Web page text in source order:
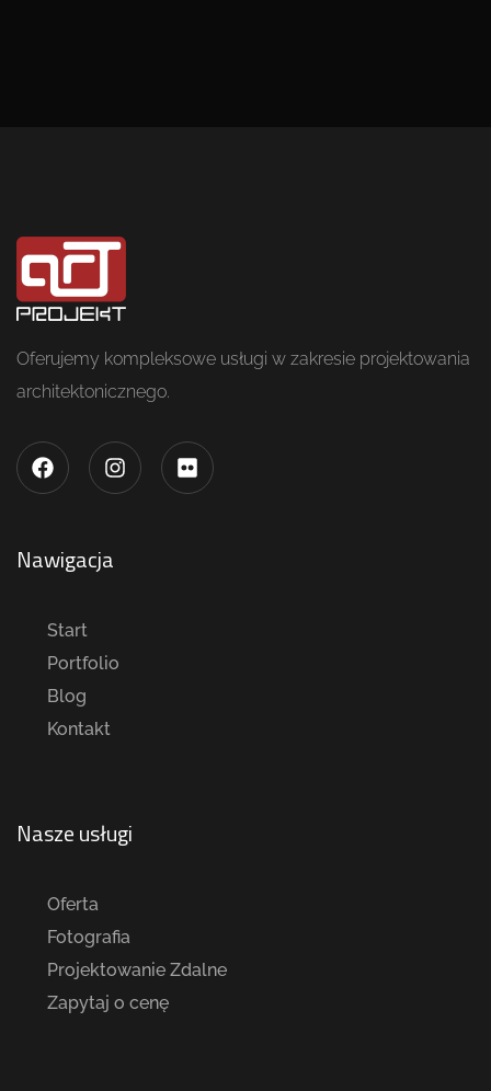
Oferujemy kompleksowe usługi w zakresie projektowania
architektonicznego.
Nawigacja
Start
Portfolio
Blog
Kontakt
Nasze usługi
Oferta
Fotografia
Projektowanie Zdalne
Zapytaj o cenę